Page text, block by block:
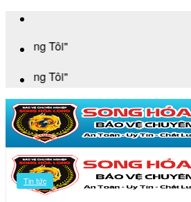
Tin tức